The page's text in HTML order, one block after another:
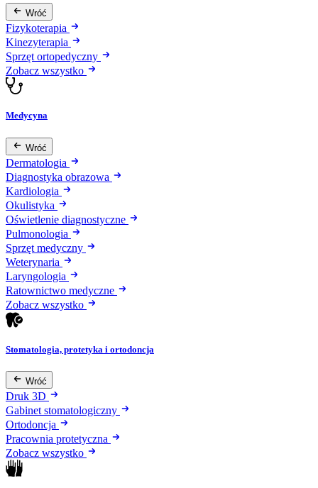
Wróć
Fizykoterapia
Kinezyterapia
Sprzęt ortopedyczny
Zobacz wszystko
Medycyna
Wróć
Dermatologia
Diagnostyka obrazowa
Kardiologia
Okulistyka
Oświetlenie diagnostyczne
Pulmonologia
Sprzęt medyczny
Weterynaria
Laryngologia
Ratownictwo medyczne
Zobacz wszystko
Stomatologia, protetyka i ortodoncja
Wróć
Druk 3D
Gabinet stomatologiczny
Ortodoncja
Pracownia protetyczna
Zobacz wszystko